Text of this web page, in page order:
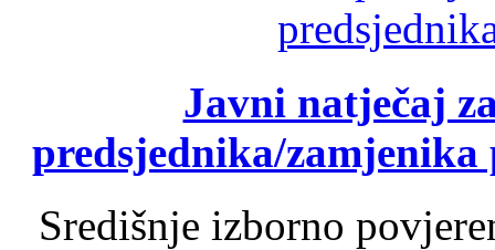
Javni natječaj
predsjednika/
Središnje izborno